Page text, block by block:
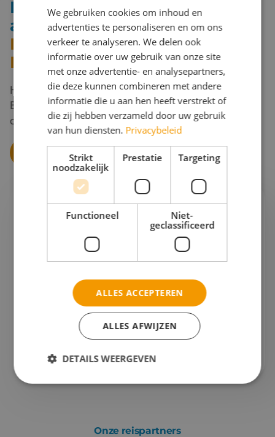
Maaltijden
Vervoer ter plaatse (afhankelijk van
bestemming)
Interesse in een culturele én
avontuurlijke schoolreisnaar
Luxemburg met Travel
Inventve?
Heb je plannen voor een schoolreis naar Luxemburg?
Bel of mail me en ik maak een avontuurlijk én
cultureel programma voor je.
Schoolreis Offerte Luxemburg aanvragen
Ik help je graag verder!
Angy
Gaan we samen aan de slag?
Bel mij op0765223057
Onze reispartners
We gebruiken cookies om inhoud en
advertenties te personaliseren en om ons
verkeer te analyseren. We delen ook
informatie over uw gebruik van onze site
met onze advertentie- en analysepartners,
die deze kunnen combineren met andere
informatie die u aan hen heeft verstrekt of
die zij hebben verzameld door uw gebruik
van hun diensten. Privacybeleid
Strikt
noodzakelijk
Prestatie Targeting
Functioneel
Niet-
geclassificeerd
ALLES ACCEPTEREN
ALLES AFWIJZEN
DETAILS WEERGEVEN